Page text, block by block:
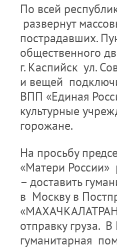
По всей
развернут
пострадавших.
общественного
г. Каспийск ул.
и вещей
ВПП «Единая
культурные
горожане.
На просьбу
«Матери России»
– доставить
в Москву в
отправку груза.
гуманитарная